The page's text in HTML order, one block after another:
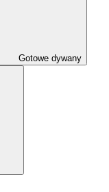
Gotowe dywany